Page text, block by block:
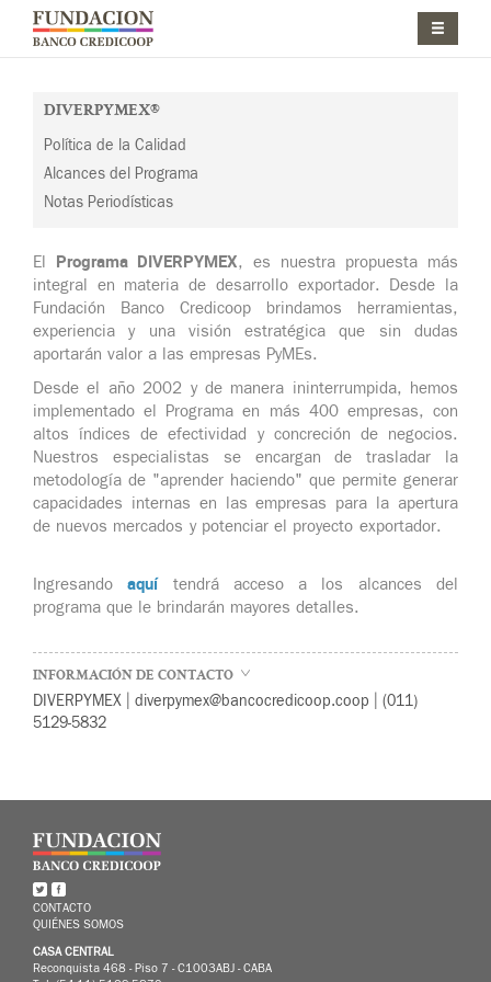
Pasar al contenido principal
Jump to main content
DIVERPYMEX®
Política de la Calidad
Alcances del Programa
Notas Periodísticas
El Programa DIVERPYMEX, es nuestra propuesta más
integral en materia de desarrollo exportador. Desde la
Fundación Banco Credicoop brindamos herramientas,
experiencia y una visión estratégica que sin dudas
aportarán valor a las empresas PyMEs.
Desde el año 2002 y de manera ininterrumpida, hemos
implementado el Programa en más 400 empresas, con
altos índices de efectividad y concreción de negocios.
Nuestros especialistas se encargan de trasladar la
metodología de "aprender haciendo" que permite generar
capacidades internas en las empresas para la apertura
de nuevos mercados y potenciar el proyecto exportador.
Ingresandoaquítendrá acceso a los alcances del
programa que le brindarán mayores detalles.
INFORMACIÓN DE CONTACTO
DIVERPYMEX | diverpymex@bancocredicoop.coop | (011)
5129-5832
CONTACTO
QUIÉNES SOMOS
CASA CENTRAL
Reconquista 468 - Piso 7 - C1003ABJ - CABA